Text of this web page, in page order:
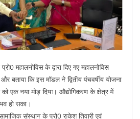
महालनोविस के द्वारा दिए गए महालनोविस
बताया कि इस मॉडल ने द्वितीय पंचवर्षीय योजना
एक नया मोड़ दिया। औद्योगिकरण के क्षेत्र में
हो सका।
संस्थान के प्रो0 राकेश तिवारी एवं